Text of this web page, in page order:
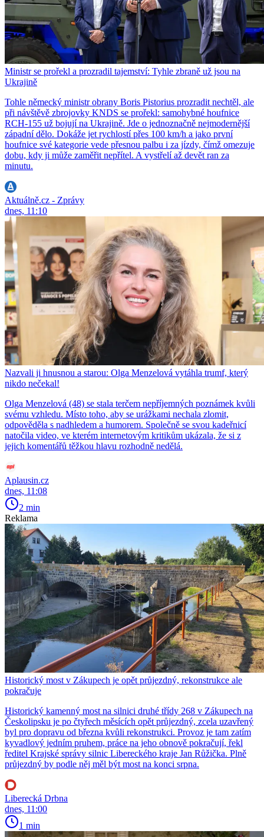
Ministr se prořekl a prozradil tajemství: Tyhle zbraně už jsou na
Ukrajině
Tohle německý ministr obrany Boris Pistorius prozradit nechtěl, ale
při návštěvě zbrojovky KNDS se prořekl: samohybné houfnice
RCH-155 už bojují na Ukrajině. Jde o jednoznačně nejmodernější
západní dělo. Dokáže jet rychlostí přes 100 km/h a jako první
houfnice své kategorie vede přesnou palbu i za jízdy, čímž omezuje
dobu, kdy ji může zaměřit nepřítel. A vystřelí až devět ran za
minutu.
Aktuálně.cz - Zprávy
dnes, 11:10
Nazvali ji hnusnou a starou: Olga Menzelová vytáhla trumf, který
nikdo nečekal!
Olga Menzelová (48) se stala terčem nepříjemných poznámek kvůli
svému vzhledu. Místo toho, aby se urážkami nechala zlomit,
odpověděla s nadhledem a humorem. Společně se svou kadeřnicí
natočila video, ve kterém internetovým kritikům ukázala, že si z
jejich komentářů těžkou hlavu rozhodně nedělá.
Aplausin.cz
dnes, 11:08
2 min
Reklama
Historický most v Zákupech je opět průjezdný, rekonstrukce ale
pokračuje
Historický kamenný most na silnici druhé třídy 268 v Zákupech na
Českolipsku je po čtyřech měsících opět průjezdný, zcela uzavřený
byl pro dopravu od března kvůli rekonstrukci. Provoz je tam zatím
kyvadlový jedním pruhem, práce na jeho obnově pokračují, řekl
ředitel Krajské správy silnic Libereckého kraje Jan Růžička. Plně
průjezdný by podle něj měl být most na konci srpna.
Liberecká Drbna
dnes, 11:00
1 min